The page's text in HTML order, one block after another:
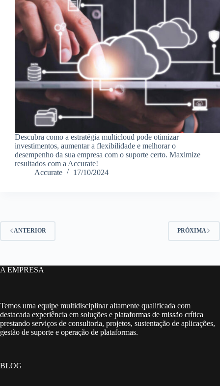
Descubra como a estratégia multicloud pode otimizar
investimentos, aumentar a flexibilidade e melhorar o
desempenho da sua empresa com o suporte certo. Maximize
resultados com a Accurate!
Accurate
17/10/2024
ANTERIOR PRÓXIMA
A EMPRESA
Temos uma equipe multidisciplinar altamente qualificada com
destacada experiência em soluções e plataformas de missão crítica
prestando serviços de consultoria, projetos, sustentação de aplicações,
gestão de suporte e operação de plataformas.
BLOG